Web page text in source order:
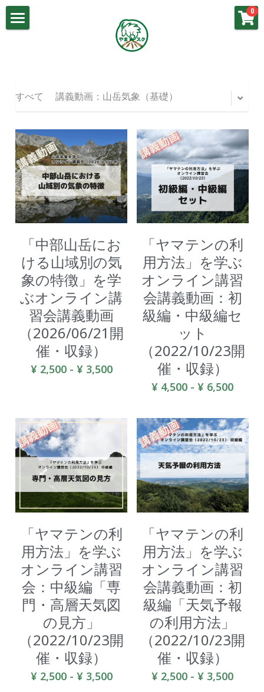
0
梅雨の気象
秋山の気象
冬山の気象
よくあるご質問
やまスク
検索
すべて 講義動画：山岳気象（基礎）
「中部山岳にお
ける山域別の気
象の特徴」を学
ぶオンライン講
習会講義動画
（2026/06/21開
催・収録）
¥ 2,500 - ¥ 3,500
「ヤマテンの利
用方法」を学ぶ
オンライン講習
会講義動画：初
級編・中級編セ
ット
（2022/10/23開
催・収録）
¥ 4,500 - ¥ 6,500
「ヤマテンの利
用方法」を学ぶ
オンライン講習
会：中級編「専
門・高層天気図
の見方」
（2022/10/23開
催・収録）
¥ 2,500 - ¥ 3,500
「ヤマテンの利
用方法」を学ぶ
オンライン講習
会講義動画：初
級編「天気予報
の利用方法」
（2022/10/23開
催・収録）
¥ 2,500 - ¥ 3,500
×
ストアカテゴリー
講義動画：春山の気象
講義動画：冬山の気象
講義動画：秋山の気象
講義動画：夏山の気象